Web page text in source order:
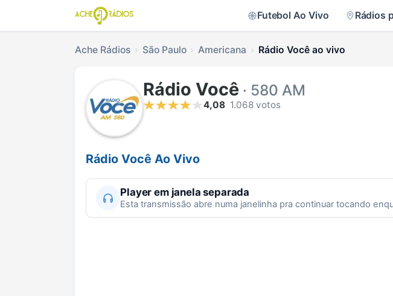
Futebol Ao Vivo Rádios
Ache Rádios São Paulo Americana Rádio Você ao vivo
Rádio Você · 580 AM
4,08 1.068 votos
Rádio Você Ao Vivo
Player em janela separada
Esta transmissão abre numa janelinha pra continuar tocando